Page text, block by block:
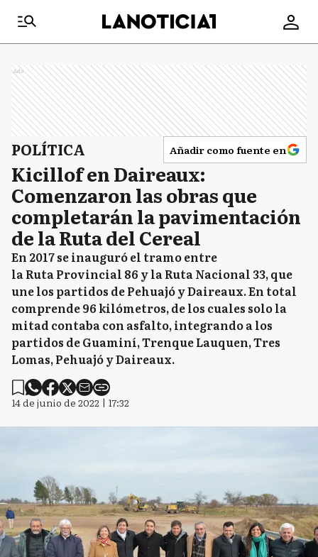
Ads
POLÍTICA Añadir como fuente en
Kicillof en Daireaux:
Comenzaron las obras que
completarán la pavimentación
de la Ruta del Cereal
En 2017 se inauguró el tramo entre
la Ruta Provincial 86 y la Ruta Nacional 33, que
une los partidos de Pehuajó y Daireaux. En total
comprende 96 kilómetros, de los cuales solo la
mitad contaba con asfalto, integrando a los
partidos de Guaminí, Trenque Lauquen, Tres
Lomas, Pehuajó y Daireaux.
14 de junio de 2022 | 17:32